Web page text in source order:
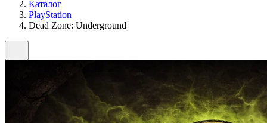
Каталог
PlayStation
Dead Zone: Underground